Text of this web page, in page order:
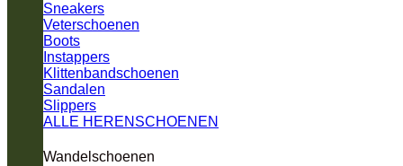
Sneakers
Veterschoenen
Boots
Instappers
Klittenbandschoenen
Sandalen
Slippers
ALLE HERENSCHOENEN
Wandelschoenen